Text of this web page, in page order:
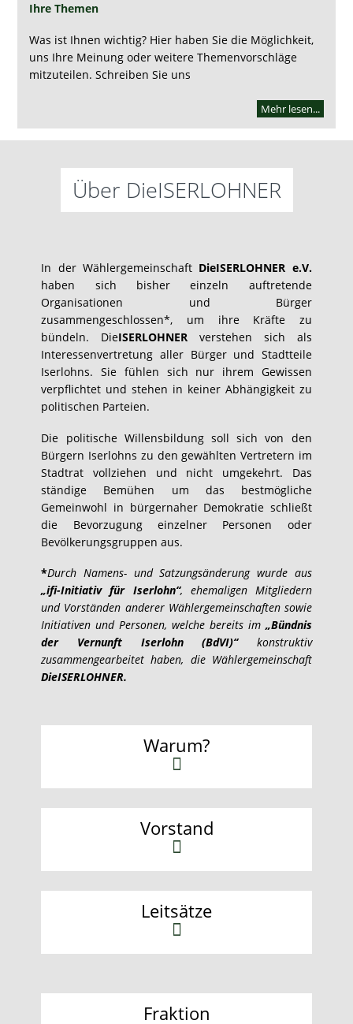
Ihre Themen
Was ist Ihnen wichtig? Hier haben Sie die Möglichkeit,
uns Ihre Meinung oder weitere Themenvorschläge
mitzuteilen. Schreiben Sie uns
Mehr lesen...
Über DieISERLOHNER
In der Wählergemeinschaft DieISERLOHNER e.V.
haben sich bisher einzeln auftretende
Organisationen und Bürger
zusammengeschlossen*, um ihre Kräfte zu
bündeln. DieISERLOHNER verstehen sich als
Interessenvertretung aller Bürger und Stadtteile
Iserlohns. Sie fühlen sich nur ihrem Gewissen
verpflichtet und stehen in keiner Abhängigkeit zu
politischen Parteien.
Die politische Willensbildung soll sich von den
Bürgern Iserlohns zu den gewählten Vertretern im
Stadtrat vollziehen und nicht umgekehrt. Das
ständige Bemühen um das bestmögliche
Gemeinwohl in bürgernaher Demokratie schließt
die Bevorzugung einzelner Personen oder
Bevölkerungsgruppen aus.
*Durch Namens- und Satzungsänderung wurde aus
„ifi-Initiativ für Iserlohn“, ehemaligen Mitgliedern
und Vorständen anderer Wählergemeinschaften sowie
Initiativen und Personen, welche bereits im „Bündnis
der Vernunft Iserlohn (BdVI)“konstruktiv
zusammengearbeitet haben, die Wählergemeinschaft
DieISERLOHNER.
Warum?
Vorstand
Leitsätze
Fraktion